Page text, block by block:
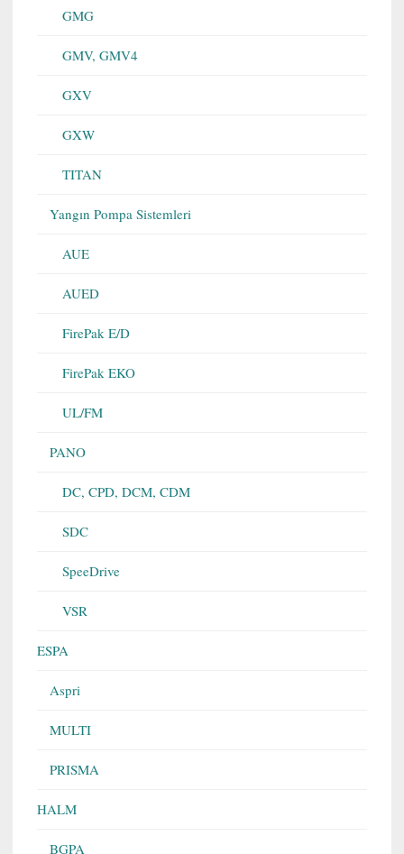
GMG
GMV, GMV4
GXV
GXW
TITAN
Yangın Pompa Sistemleri
AUE
AUED
FirePak E/D
FirePak EKO
UL/FM
PANO
DC, CPD, DCM, CDM
SDC
SpeeDrive
VSR
ESPA
Aspri
MULTI
PRISMA
HALM
BGPA